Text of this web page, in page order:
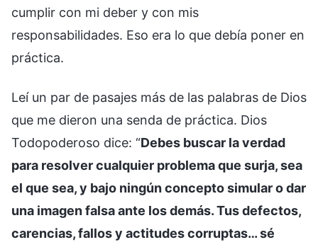
cumplir con mi deber y con mis
responsabilidades. Eso era lo que debía poner en
práctica.
Leí un par de pasajes más de las palabras de Dios
que me dieron una senda de práctica. Dios
Todopoderoso dice: “Debes buscar la verdad
para resolver cualquier problema que surja, sea
el que sea, y bajo ningún concepto simular o dar
una imagen falsa ante los demás. Tus defectos,
carencias, fallos y actitudes corruptas… sé